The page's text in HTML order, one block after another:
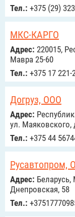
Тел.: +375 (29)
МКС-КАРГО
Адрес: 220015,
Мавра 25-60
Тел.: +375 17 221-
Догруз, ООО
Адрес:
ул. Маяковского,
Тел.: +375 44
Русавтопром,
Адрес: Беларусь,
Днепровская, 58
Тел.: